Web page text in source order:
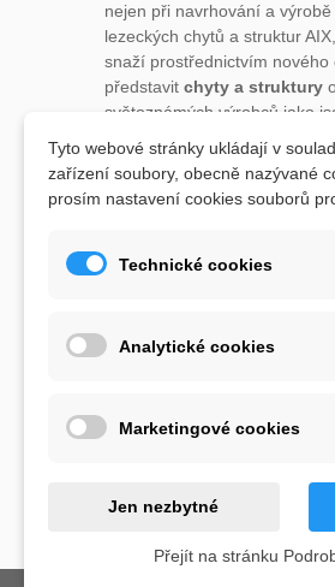
nejen při navrhování a
lezeckých chytů a struktur
snaží prostřednictvím nového
představit chyty a struktury
světoznámých výrobců jako
Moon a další.
Sortiment eshopu doplňují
balkna, posilovací deska,
„
Train hard, climb harder“
Tyto webové stránky ukládají v
zařízení soubory, obecně nazývané
prosím nastavení cookies souborů
Technické cookies
Analytické cookies
Marketingové cookies
Jen nezbytné
Přejít na stránku